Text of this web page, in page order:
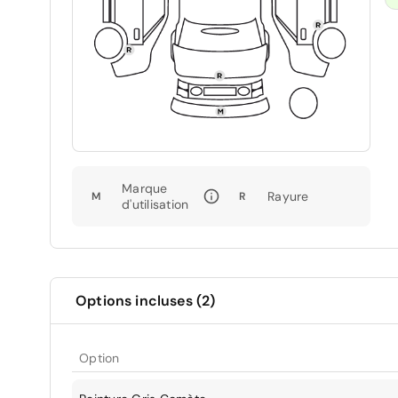
M
Marque
d'utilisation
R Rayure
Options incluses (2)
Option